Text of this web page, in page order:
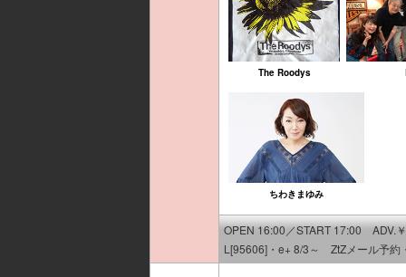
The Roodys
ちわきまゆみ
OPEN 16:00／START 17:00 ADV.
L[95606]・e+ 8/3～ ZtZメール予約